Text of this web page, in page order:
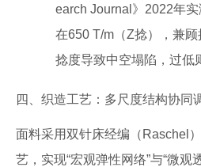
earch Journal》2022年
在650 T/m（Z捻），兼
捻度导致中空塌陷，过低
四、织造工艺：多尺度结构协同
面料采用双针床经编（Raschel
艺，实现“宏观弹性网络”与“微观